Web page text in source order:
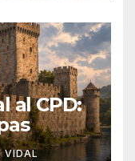
al CPD:
VIDAL